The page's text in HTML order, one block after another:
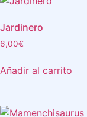
Jardinero
6,00€
Añadir al carrito